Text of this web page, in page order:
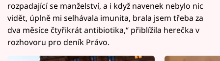
rozpadající se manželství, a i když navenek nebylo nic
vidět, úplně mi selhávala imunita, brala jsem třeba za
dva měsíce čtyřikrát antibiotika,“ přiblížila herečka v
rozhovoru pro deník Právo.